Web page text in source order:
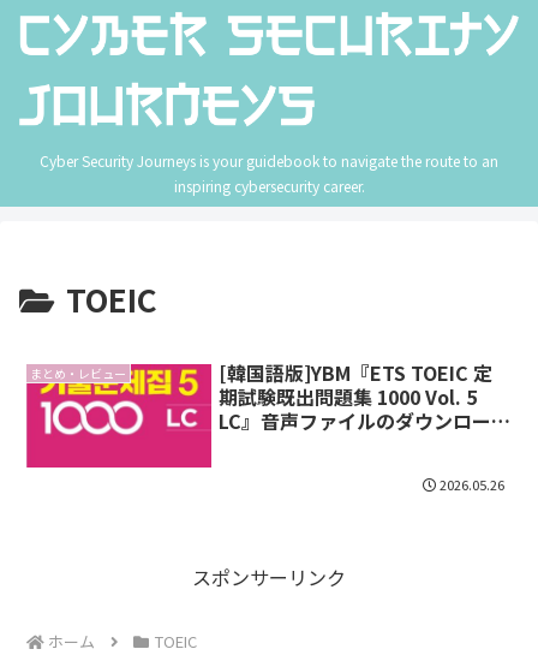
Cyber Security Journeys is your guidebook to navigate the route to an
inspiring cybersecurity career.
TOEIC
まとめ・レビュー
[韓国語版]YBM『ETS TOEIC 定
期試験既出問題集 1000 Vol. 5
LC』音声ファイルのダウンロード
2026.05.26
スポンサーリンク
ホーム TOEIC